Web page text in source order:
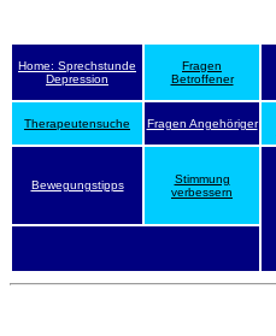
Home: Sprechstunde
Depression
Fragen
Betroffener
Therapeutensuche Fragen Angehöriger
Bewegungstipps
Stimmung
verbessern